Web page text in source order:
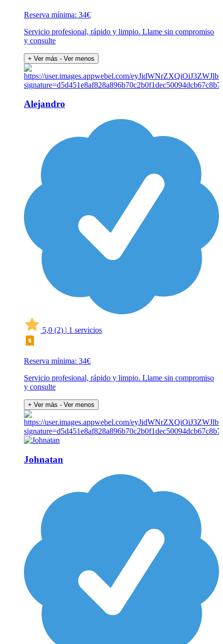
Reserva mínima: 34€
Servicio profesional, rápido y limpio. Llame sin compromiso
y consulte
+ Ver más - Ver menos
Alejandro
5,0 (2) | 1 servicios
Reserva mínima: 34€
Servicio profesional, rápido y limpio. Llame sin compromiso
y consulte
+ Ver más - Ver menos
Johnatan